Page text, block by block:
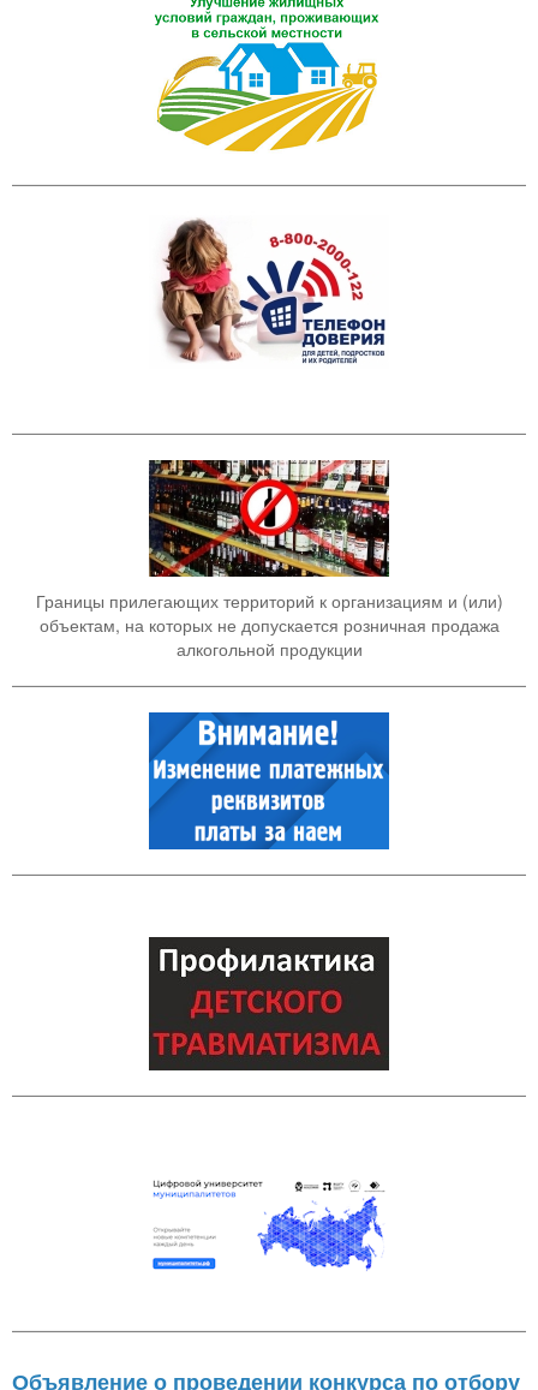
Границы прилегающих территорий к организациям и (или)
объектам, на которых не допускается розничная продажа
алкогольной продукции
Объявление о проведении конкурса по отбору